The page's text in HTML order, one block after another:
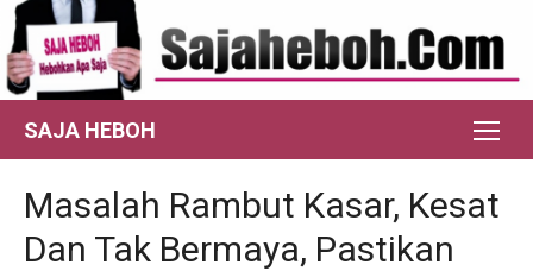
Skip
to
content
SAJA HEBOH
Masalah Rambut Kasar, Kesat
Dan Tak Bermaya, Pastikan